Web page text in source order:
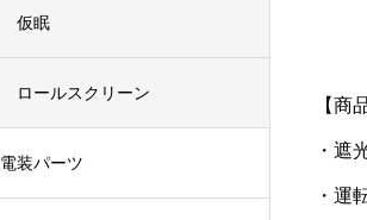
【商
・遮
・運
仮眠
ロールスクリーン
電装パーツ